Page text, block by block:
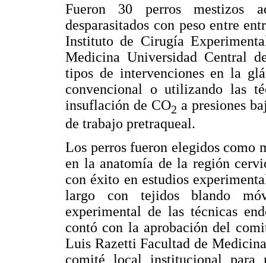
Fueron 30 perros mestizos
desparasitados con peso entre
Instituto de Cirugía
Medicina Universidad Central
tipos de intervenciones en la
convencional o utilizando las
insuflación de CO2 a presiones
de trabajo pretraqueal.
Los perros fueron elegidos como
en la anatomía de la región
con éxito en estudios
largo con tejidos blando
experimental de las técnicas
contó con la aprobación del
Luis Razetti Facultad de
comité local institucional para